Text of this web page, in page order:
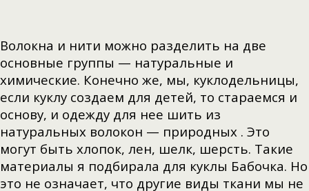
Волокна и нити можно разделить на две
основные группы — натуральные и
химические. Конечно же, мы, куклодельницы,
если куклу создаем для детей, то стараемся и
основу, и одежду для нее шить из
натуральных волокон — природных . Это
могут быть хлопок, лен, шелк, шерсть. Такие
материалы я подбирала для куклы Бабочка. Но
это не означает, что другие виды ткани мы не